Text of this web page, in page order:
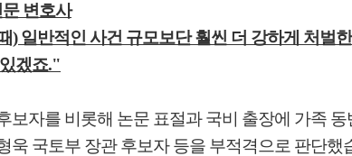
변호사
) 일반적인 사건 규모보단 훨씬 더 강하게 처벌
겠죠."
보자를 비롯해 논문 표절과 국비 출장에 가족
욱 국토부 장관 후보자 등을 부적격으로 판단했